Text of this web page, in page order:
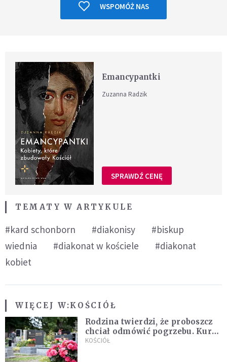
WSPOMÓŻ NAS
Emancypantki
Zuzanna Radzik
SPRAWDŹ CENĘ
TEMATY W ARTYKULE
#kard schonborn #diakonisy
#biskup
wiednia
#diakonat w kościele
#diakonat
kobiet
WIĘCEJ W:KOŚCIÓŁ
Rodzina twierdzi, że proboszcz
chciał odmówić pogrzebu. Kuria
zapowiada wyjaśnienia
KOŚCIÓŁ